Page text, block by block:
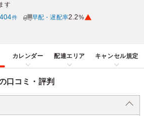
す
404件 早配・遅配率2.2%
カレンダー 配達エリア キャンセル規定
口コミ・評判